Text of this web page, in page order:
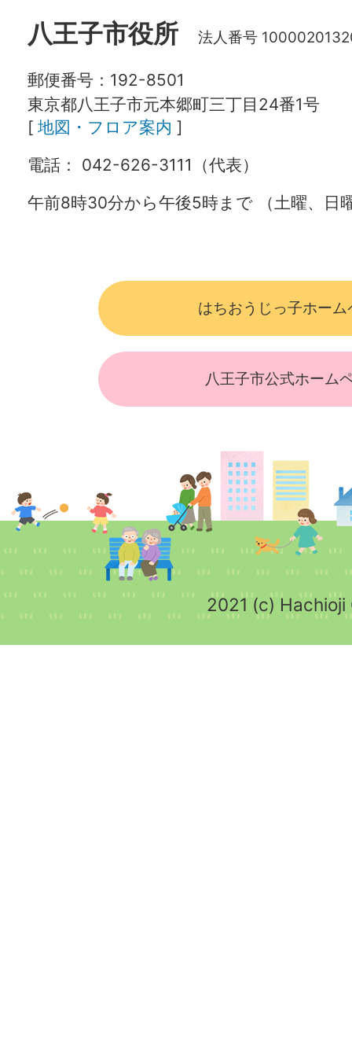
八王子市役所 法人番号
郵便番号：192-8501
東京都八王子市元本郷町三丁目24番1号
[ 地図・フロア案内 ]
電話： 042-626-3111（代表）
午前8時30分から午後5時まで （土曜、日
はちおうじっ子ホーム
八王子市公式ホーム
2021 (c) Hachioji